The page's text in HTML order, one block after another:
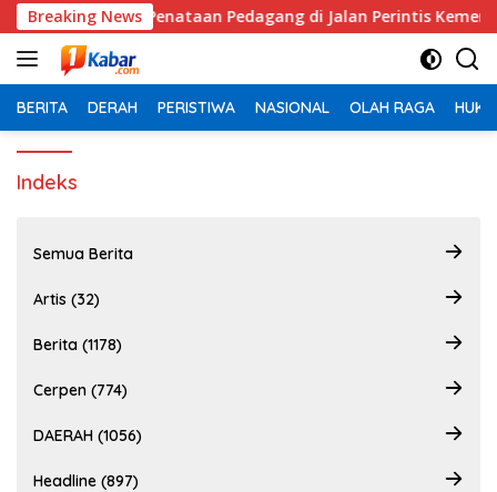
Langsung
ke
konten
Breaking News
Kaji Penataan Pedagang di Jalan Perintis
BERITA DERAH PERISTIWA NASIONAL OLAH RAGA
Indeks
Semua Berita
Artis (32)
Berita (1178)
Cerpen (774)
DAERAH (1056)
Headline (897)